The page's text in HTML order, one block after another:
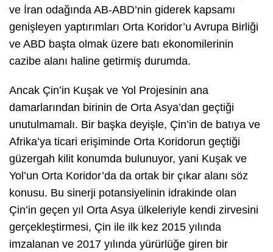
ve İran odağında AB-ABD’nin giderek kapsamı
genişleyen yaptırımları Orta Koridor’u Avrupa Birliği
ve ABD başta olmak üzere batı ekonomilerinin
cazibe alanı haline getirmiş durumda.
Ancak Çin’in Kuşak ve Yol Projesinin ana
damarlarından birinin de Orta Asya’dan geçtiği
unutulmamalı. Bir başka deyişle, Çin’in de batıya ve
Afrika’ya ticari erişiminde Orta Koridorun geçtiği
güzergah kilit konumda bulunuyor, yani Kuşak ve
Yol’un Orta Koridor’da da ortak bir çıkar alanı söz
konusu. Bu sinerji potansiyelinin idrakinde olan
Çin’in geçen yıl Orta Asya ülkeleriyle kendi zirvesini
gerçekleştirmesi, Çin ile ilk kez 2015 yılında
imzalanan ve 2017 yılında yürürlüğe giren bir